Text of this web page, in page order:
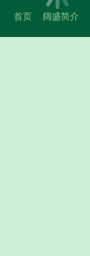
首页 阔盛简介